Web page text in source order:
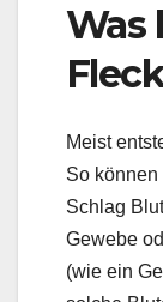
Was
Meist
So
Schlag
Gewebe
(wie ein